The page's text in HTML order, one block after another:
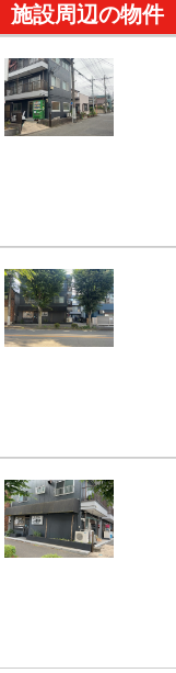
施設周辺の物件